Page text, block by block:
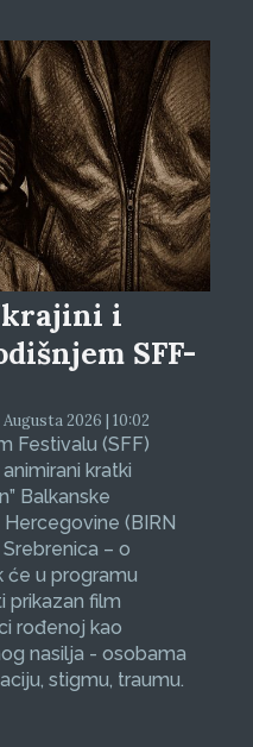
i
SFF-
2026 | 10:02
Festivalu (SFF)
kratki
Balkanske
(BIRN
– o
će u programu
prikazan film
rođenoj kao
nasilja - osobama
stigmu, traumu.